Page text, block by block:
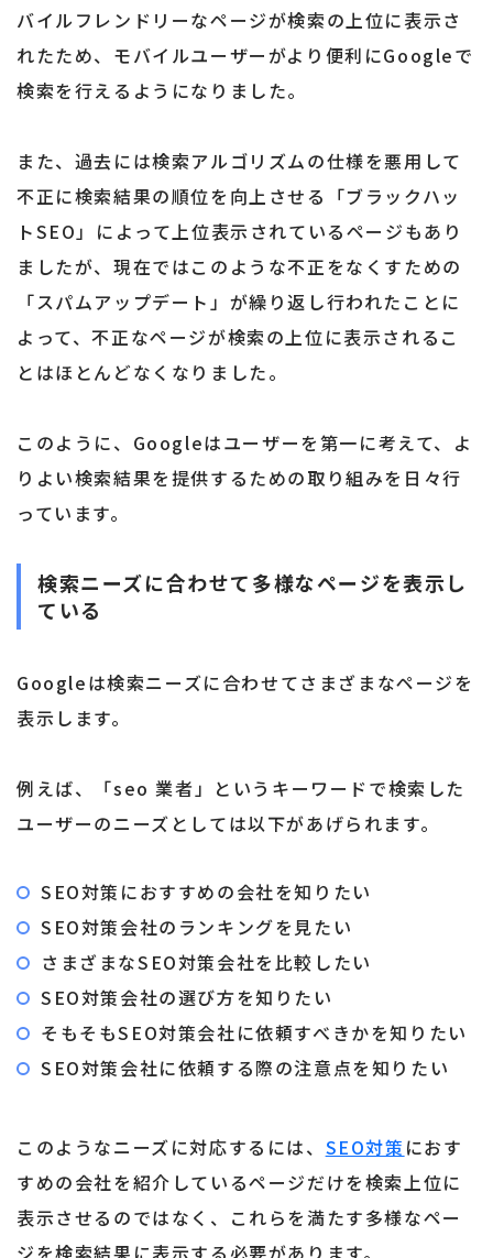
バイルフレンドリーなページが検索の上位に表示さ
れたため、モバイルユーザーがより便利にGoogleで
検索を行えるようになりました。
また、過去には検索アルゴリズムの仕様を悪用して
不正に検索結果の順位を向上させる「ブラックハッ
トSEO」によって上位表示されているページもあり
ましたが、現在ではこのような不正をなくすための
「スパムアップデート」が繰り返し行われたことに
よって、不正なページが検索の上位に表示されるこ
とはほとんどなくなりました。
このように、Googleはユーザーを第一に考えて、よ
りよい検索結果を提供するための取り組みを日々行
っています。
検索ニーズに合わせて多様なページを表示し
ている
Googleは検索ニーズに合わせてさまざまなページを
表示します。
例えば、「seo 業者」というキーワードで検索した
ユーザーのニーズとしては以下があげられます。
SEO対策におすすめの会社を知りたい
SEO対策会社のランキングを見たい
さまざまなSEO対策会社を比較したい
SEO対策会社の選び方を知りたい
そもそもSEO対策会社に依頼すべきかを知りたい
SEO対策会社に依頼する際の注意点を知りたい
このようなニーズに対応するには、 SEO対策 におす
すめの会社を紹介しているページだけを検索上位に
表示させるのではなく、これらを満たす多様なペー
ジを検索結果に表示する必要があります。